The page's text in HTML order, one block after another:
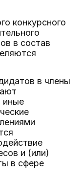
конкурсного
в состав
в члены
иные
и (или)
в сфере